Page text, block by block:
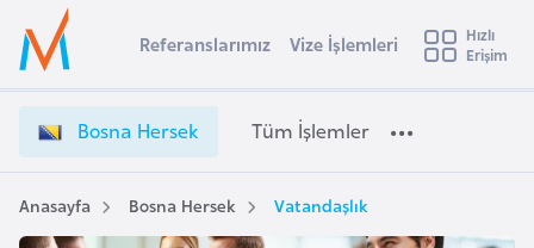
Ülke Seçimi
Başvuru yapmak istediğiniz ülkeyi seçin
Üye
Girişi
o
n
a
H
e
e
Referanslarımız Vize İşlemleri
Hızlı
Erişim
Bosna Hersek Tüm İşlemler
Anasayfa Bosna Hersek Vatandaşlık
s
t
r
a